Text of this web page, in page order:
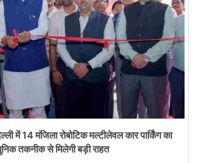
में 14 मंजिला रोबोटिक मल्टीलेवल कार पार्किंग का
तकनीक से मिलेगी बड़ी राहत